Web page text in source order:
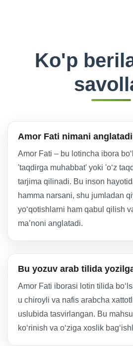
Ko'p
Amor Fati nimani
Amor Fati – bu lotincha ibora
'taqdirga muhabbat' yoki 'o‘z
tarjima qilinadi. Bu inson
hamma narsani, shu jumladan
yo‘qotishlarni ham qabul qilish
ma’noni anglatadi.
Bu yozuv arab tilida
Amor Fati iborasi lotin tilida
u chiroyli va nafis arabcha
uslubida tasvirlangan. Bu
ko‘rinish va o‘ziga xoslik